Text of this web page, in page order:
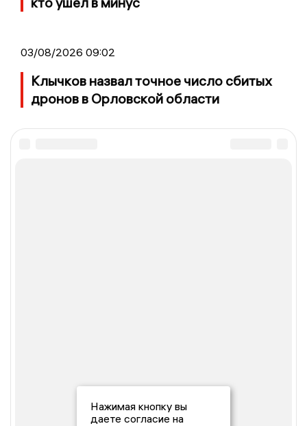
03/08/2026 09:02
Клычков назвал точное число сбитых
дронов в Орловской области
Нажимая кнопку вы
даете согласие на